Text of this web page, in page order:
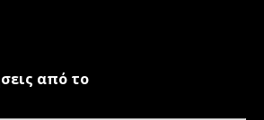
από το